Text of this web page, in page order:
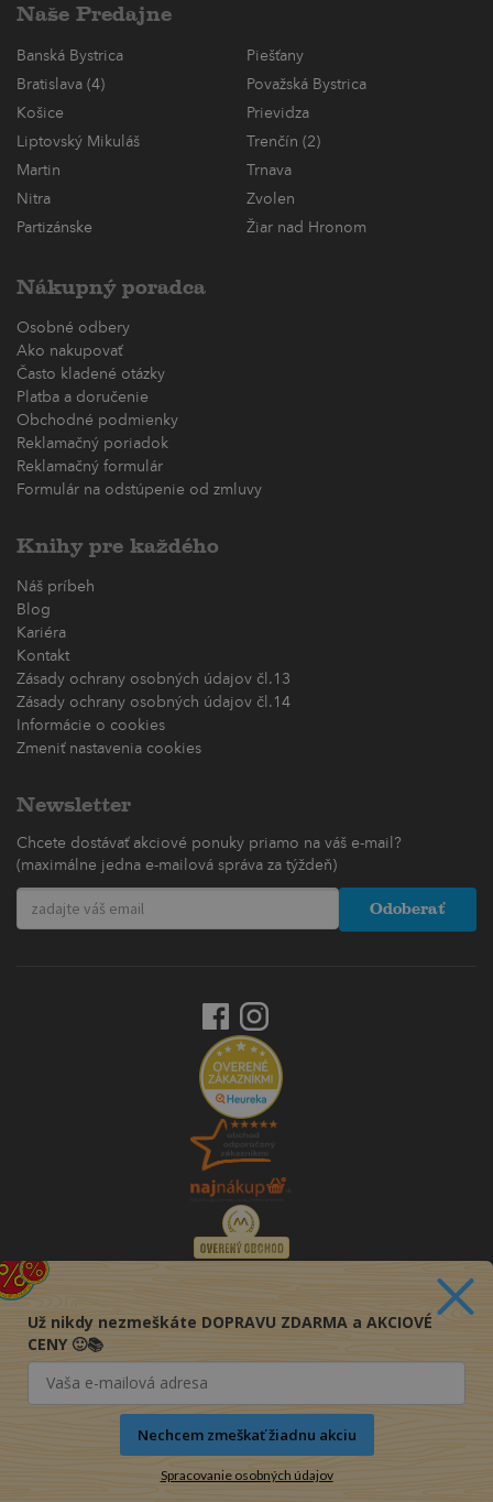
Naše Predajne
Banská Bystrica
Piešťany
Bratislava (4)
Považská Bystrica
Košice
Prievidza
Liptovský Mikuláš
Trenčín (2)
Martin
Trnava
Nitra
Zvolen
Partizánske
Žiar nad Hronom
Nákupný poradca
Osobné odbery
Ako nakupovať
Často kladené otázky
Platba a doručenie
Obchodné podmienky
Reklamačný poriadok
Reklamačný formulár
Formulár na odstúpenie od zmluvy
Knihy pre každého
Náš príbeh
Blog
Kariéra
Kontakt
Zásady ochrany osobných údajov čl.13
Zásady ochrany osobných údajov čl.14
Informácie o cookies
Zmeniť nastavenia cookies
Newsletter
Chcete dostávať akciové ponuky priamo na váš e-mail?
(maximálne jedna e-mailová správa za týždeň)
Odoberať
Už nikdy nezmeškáte DOPRAVU ZDARMA a AKCIOVÉ
CENY 🙂📚
Nechcem zmeškať žiadnu akciu
Spracovanie osobných údajov